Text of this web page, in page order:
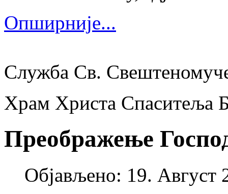
Опширније...
Служба Св.
Храм Христа Спаситеља
Преображење
Објављено: 19. Август